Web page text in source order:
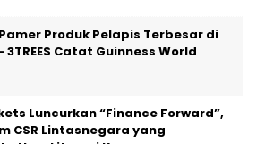
Produk Pelapis Terbesar di
3TREES Catat Guinness World
Luncurkan “Finance Forward”,
CSR Lintasnegara yang